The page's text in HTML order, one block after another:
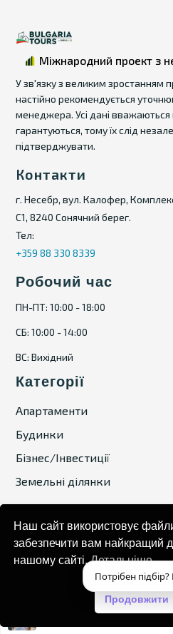
Міжнародний проект з
У зв'язку з великим зростанням
настійно рекомендується
менеджера. Усі дані вважаються
гарантуються, тому їх слід
підтверджувати.
Контакти
г. Несебр, вул. Калофер,
С1, 8240 Сонячний берег.
Тел:
+359 88 330 8339
Робочий час
ПН-ПТ: 10:00 - 18:00
СБ: 10:00 - 14:00
ВС: Вихідний
Категорії
Апартаменти
Будинки
Бізнес/Інвестиції
Земельні ділянки
© 2024. Bulgaria Tours by
Політика
Потрібен
Наш сайт використовує
забезпечити вам найкращий
нашому сайті.Детальніше
Продовжити